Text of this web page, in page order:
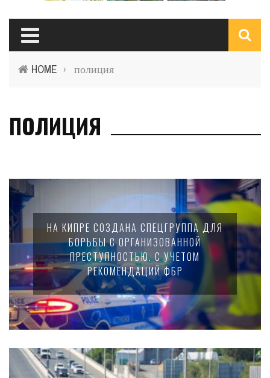
HOME › полиция
ПОЛИЦИЯ
НА КИПРЕ СОЗДАНА СПЕЦГРУППА ДЛЯ
БОРЬБЫ С ОРГАНИЗОВАННОЙ
ПРЕСТУПНОСТЬЮ. С УЧЕТОМ
РЕКОМЕНДАЦИЙ ФБР